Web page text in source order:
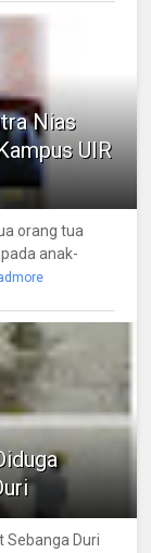
Nias
UIR
orang tua
anak-
Sebanga Duri